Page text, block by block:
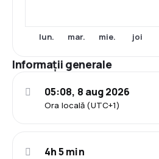
lun. mar. mie. joi
Informații generale
Ora locală (UTC+1)
05:08, 8 aug 2026
4h 5 min